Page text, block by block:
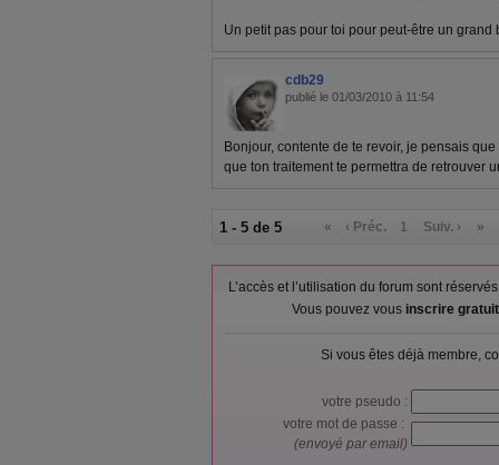
Un petit pas pour toi pour peut-être un grand
cdb29
publié le 01/03/2010 à 11:54
Bonjour, contente de te revoir, je pensais
que ton traitement te permettra de retrouver
1 - 5 de 5 « ‹ Préc. 1 Suiv. › »
L’accès et l’utilisation du forum sont
Vous pouvez vous inscrire
Si vous êtes déjà membre,
votre pseudo :
votre mot de passe :
(envoyé par email)